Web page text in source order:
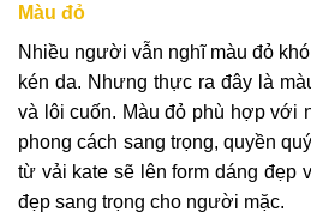
Màu đỏ
Nhiều người vẫn nghĩ màu đỏ
kén da. Nhưng thực ra đây là
và lôi cuốn. Màu đỏ phù hợp với
phong cách sang trọng, quyền
từ vải kate sẽ lên form dáng đẹp
đẹp sang trọng cho người mặc.